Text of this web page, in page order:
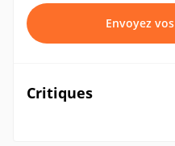
Envoyez
Critiques